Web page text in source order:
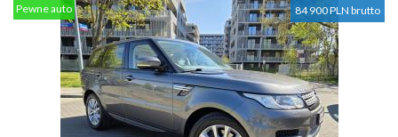
84 900 PLN brutto
Pewne auto